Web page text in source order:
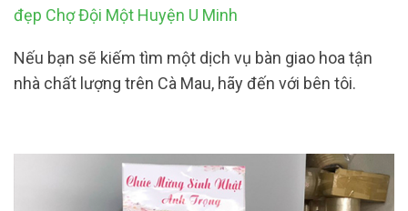
đẹp Chợ Đội Một Huyện U Minh
Nếu bạn sẽ kiếm tìm một dịch vụ bàn giao hoa tận
nhà chất lượng trên Cà Mau, hãy đến với bên tôi.